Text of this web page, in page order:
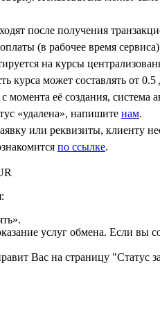
после получения
(в рабочее время
на курсы
курса может составлять от 0.5
её создания, система
«удалена», напишите нам.
или реквизиты, клиенту
по ссылке.
услуг обмена. Если вы
Вас на страницу "Статус